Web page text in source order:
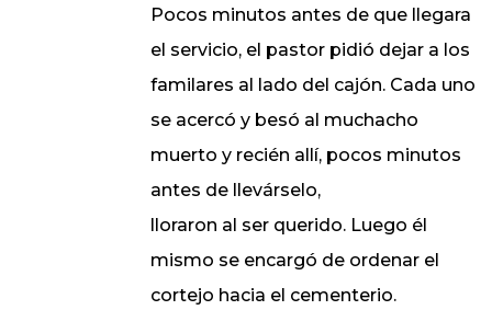
Pocos minutos antes de que llegara
el servicio, el pastor pidió dejar a los
familares al lado del cajón. Cada uno
se acercó y besó al muchacho
muerto y recién allí, pocos minutos
antes de llevárselo,
lloraron al ser querido. Luego él
mismo se encargó de ordenar el
cortejo hacia el cementerio.